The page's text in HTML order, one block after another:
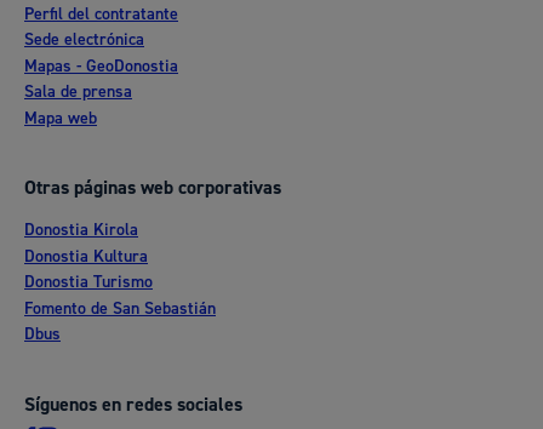
Perfil del contratante
Sede electrónica
Mapas - GeoDonostia
Sala de prensa
Mapa web
Otras páginas web corporativas
Donostia Kirola
Donostia Kultura
Donostia Turismo
Fomento de San Sebastián
Dbus
Síguenos en redes sociales